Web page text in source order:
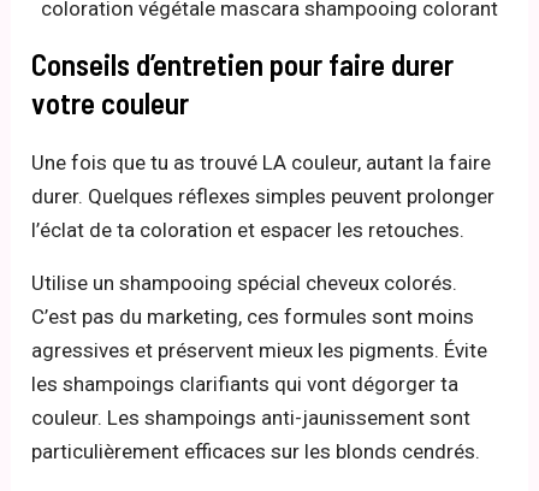
Conseils d’entretien pour faire durer
votre couleur
Une fois que tu as trouvé LA couleur, autant la faire
durer. Quelques réflexes simples peuvent prolonger
l’éclat de ta coloration et espacer les retouches.
Utilise un shampooing spécial cheveux colorés.
C’est pas du marketing, ces formules sont moins
agressives et préservent mieux les pigments. Évite
les shampoings clarifiants qui vont dégorger ta
couleur. Les shampoings anti-jaunissement sont
particulièrement efficaces sur les blonds cendrés.